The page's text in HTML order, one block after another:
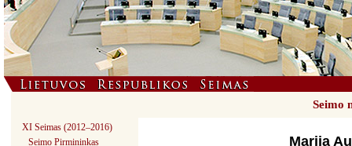
XI Seimas (2012–2016)
Seimo Pirmininkas
Seimo
Marija